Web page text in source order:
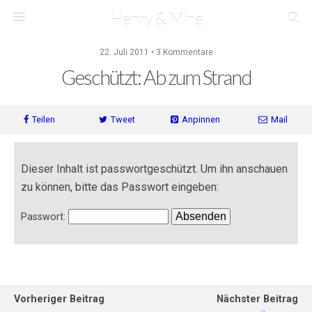
Henry & Mine
22. Juli 2011 • 3 Kommentare
Geschützt: Ab zum Strand
Teilen Tweet Anpinnen Mail
Dieser Inhalt ist passwortgeschützt. Um ihn anschauen
zu können, bitte das Passwort eingeben:
Passwort:
Vorheriger Beitrag
Nächster Beitrag